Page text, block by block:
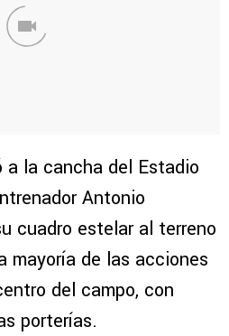
a la cancha del Estadio
Antonio
cuadro estelar al terreno
mayoría de las acciones
del campo, con
porterías.